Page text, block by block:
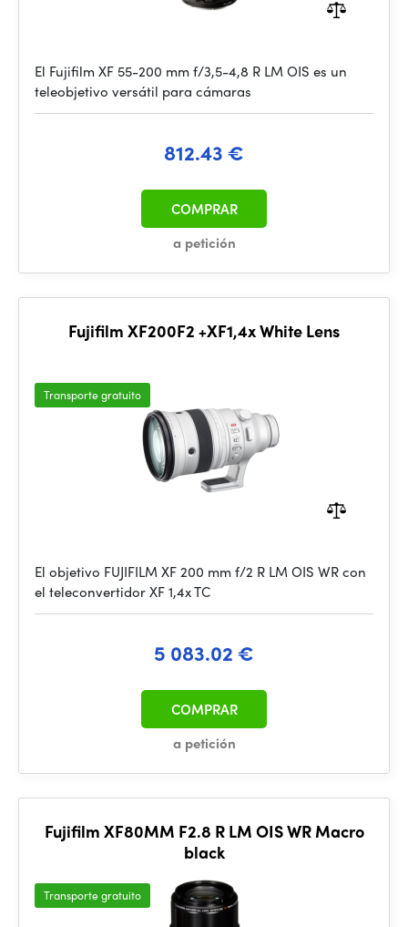
El Fujifilm XF 55-200 mm f/3,5-4,8 R LM OIS es un
teleobjetivo versátil para cámaras
812.43 €
a petición
COMPRAR
Fujifilm XF200F2 +XF1,4x White Lens
Transporte gratuito
El objetivo FUJIFILM XF 200 mm f/2 R LM OIS WR con
el teleconvertidor XF 1,4x TC
5 083.02 €
a petición
COMPRAR
Fujifilm XF80MM F2.8 R LM OIS WR Macro
black
Transporte gratuito